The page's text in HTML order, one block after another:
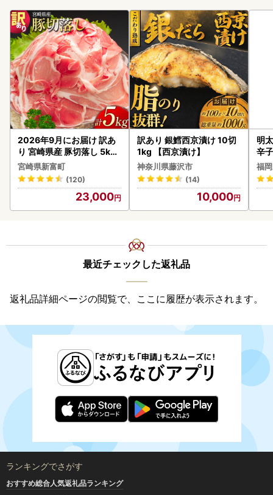
2026年9月にお届け 訳あ
り 宮崎県産 豚切落し 5kg
C325-2506-2609
宮崎県新富町
(120)
23,000
訳あり 銀鱈西京漬け 10切
1kg 【西京漬け】
神奈川県藤沢市
(14)
10,000
明
辛
福
最近チェックした返礼品
返礼品詳細ページの閲覧で、ここに履歴が表示されます。
ランキングでさがす
おすすめ総合人気返礼品ランキング